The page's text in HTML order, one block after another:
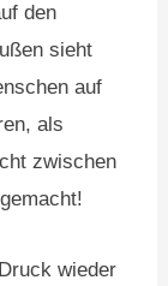
den
sieht
auf
als
zwischen
wieder